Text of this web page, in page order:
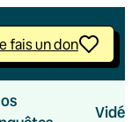
fais un don